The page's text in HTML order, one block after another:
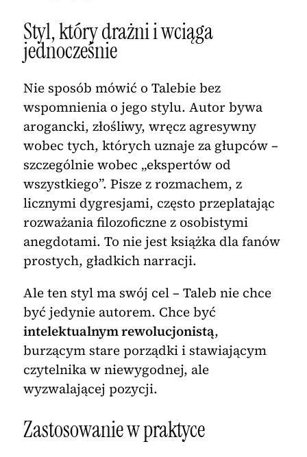
Styl, który drażni i wciąga
jednocześnie
Nie sposób mówić o Talebie bez
wspomnienia o jego stylu. Autor bywa
arogancki, złośliwy, wręcz agresywny
wobec tych, których uznaje za głupców –
szczególnie wobec „ekspertów od
wszystkiego”. Pisze z rozmachem, z
licznymi dygresjami, często przeplatając
rozważania filozoficzne z osobistymi
anegdotami. To nie jest książka dla fanów
prostych, gładkich narracji.
Ale ten styl ma swój cel – Taleb nie chce
być jedynie autorem. Chce być
intelektualnym rewolucjonistą,
burzącym stare porządki i stawiającym
czytelnika w niewygodnej, ale
wyzwalającej pozycji.
Zastosowanie w praktyce